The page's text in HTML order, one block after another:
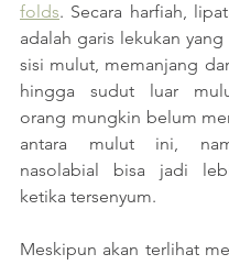
folds. Secara harfiah,
adalah garis lekukan
sisi mulut, memanjang
hingga sudut luar
orang mungkin belum
antara mulut ini,
nasolabial bisa jadi
ketika tersenyum.
Meskipun akan terlihat